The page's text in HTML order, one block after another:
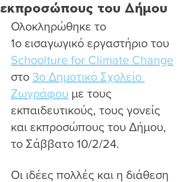
εκπροσώπους του Δήμου
Ολοκληρώθηκε το
1ο εισαγωγικό εργαστήριο του
Schoolture for Climate Change
στο 3ο Δημοτικό Σχολείο
Ζωγράφου με τους
εκπαιδευτικούς, τους γονείς
και εκπροσώπους του Δήμου,
το Σάββατο 10/2/24.
Οι ιδέες πολλές και η διάθεση